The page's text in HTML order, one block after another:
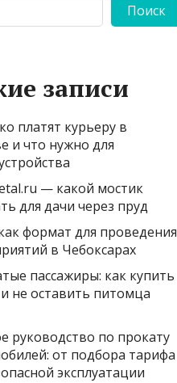
Поиск
записи
платят курьеру в
и что нужно для
— какой мостик
для дачи через пруд
формат для проведения
в Чебоксарах
пассажиры: как купить
не оставить питомца
руководство по прокату
от подбора тарифа
эксплуатации